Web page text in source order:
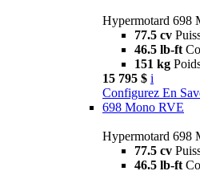
Hypermotard 698
77.5 cv
46.5 lb-ft
151 kg
15 795 $ i
Configurez En
698 Mono RVE
Hypermotard 698
77.5 cv
46.5 lb-ft